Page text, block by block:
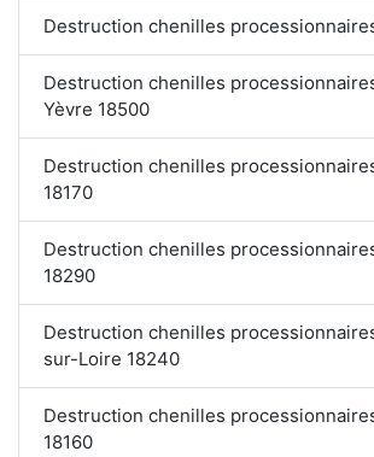
Destruction chenilles
Destruction chenilles
Yèvre 18500
Destruction chenilles
18170
Destruction chenilles
18290
Destruction chenilles
sur-Loire 18240
Destruction chenilles
18160